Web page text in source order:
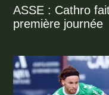
ASSE : Cathro
première journée